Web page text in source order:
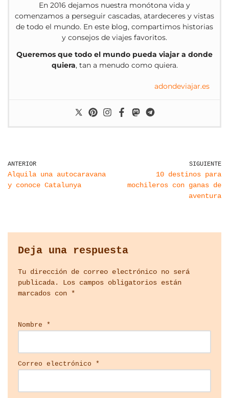
En 2016 dejamos nuestra monótona vida y
comenzamos a perseguir cascadas, atardeceres y vistas
de todo el mundo. En este blog, compartimos historias
y consejos de viajes favoritos.
Queremos que todo el mundo pueda viajar a donde
quiera, tan a menudo como quiera.
adondeviajar.es
ANTERIOR
Alquila una autocaravana
y conoce Catalunya
SIGUIENTE
10 destinos para
mochileros con ganas de
aventura
Deja una respuesta
Tu dirección de correo electrónico no será
publicada.
Los campos obligatorios están
marcados con *
Nombre *
Correo electrónico *